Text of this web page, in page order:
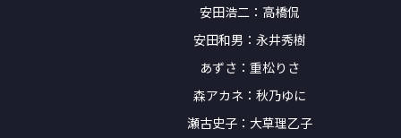
安⽥浩⼆：高橋侃
安⽥和男：永井秀樹
あずさ：重松りさ
森アカネ：秋乃ゆに
瀬古史⼦：大草理乙子